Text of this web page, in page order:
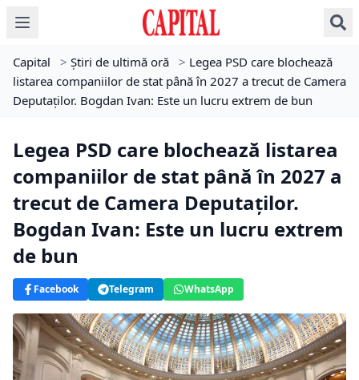
Capital > Știri de ultimă oră > Legea PSD care blochează
listarea companiilor de stat până în 2027 a trecut de Camera
Deputaților. Bogdan Ivan: Este un lucru extrem de bun
Legea PSD care blochează listarea
companiilor de stat până în 2027 a
trecut de Camera Deputaților.
Bogdan Ivan: Este un lucru extrem
de bun
Facebook Telegram WhatsApp